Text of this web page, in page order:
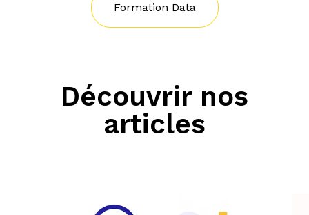
Formation Data
Découvrir nos
articles